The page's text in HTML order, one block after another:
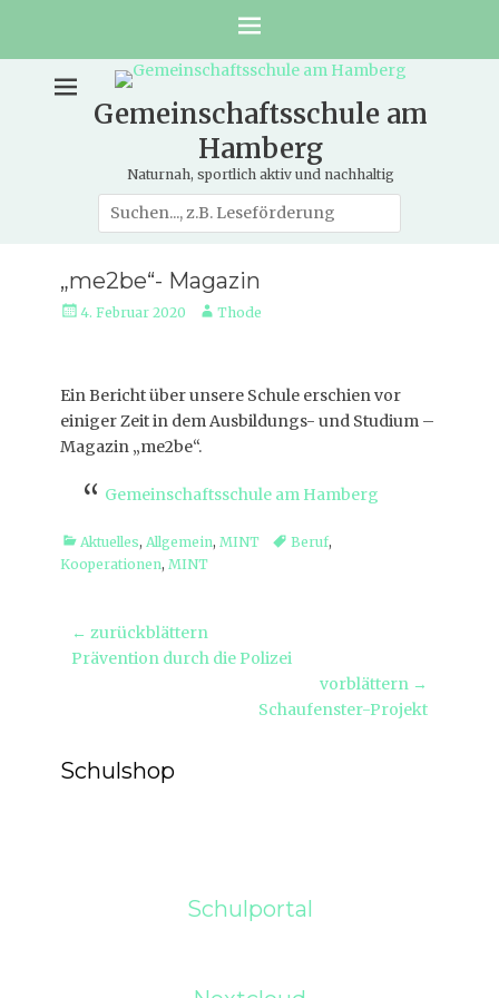
Gemeinschaftsschule am
Hamberg
Naturnah, sportlich aktiv und nachhaltig
Suche
nach:
„me2be“- Magazin
Veröffentlicht
4. Februar 2020 AutorThode
Ein Bericht über unsere Schule erschien vor
einiger Zeit in dem Ausbildungs- und Studium –
Magazin „me2be“.
Gemeinschaftsschule am Hamberg
Kategorien
Aktuelles, Allgemein, MINT TagsBeruf,
Kooperationen, MINT
Beitragsnavigation
← zurückblättern
Vorheriger
Prävention durch die Polizei
vorblättern →
Schaufenster-Projekt
Schulshop
Schulportal